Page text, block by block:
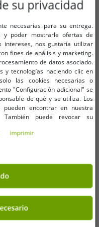
cargo adidas para
pantalones casuales con
de parche, corte holgado
JF6531 Beige
PVP:74,99 €* 16,26 €
Añadir al carrito
su privacidad
necesarias para su entrega.
y poder mostrarle ofertas de
intereses, nos gustaría utilizar
fines de análisis y marketing.
de datos asociado.
y tecnologías haciendo clic en
las cookies necesarias o
"Configuración adicional" se
de qué y se utiliza. Los
encontrar en nuestra
puede revocar su
imprimir